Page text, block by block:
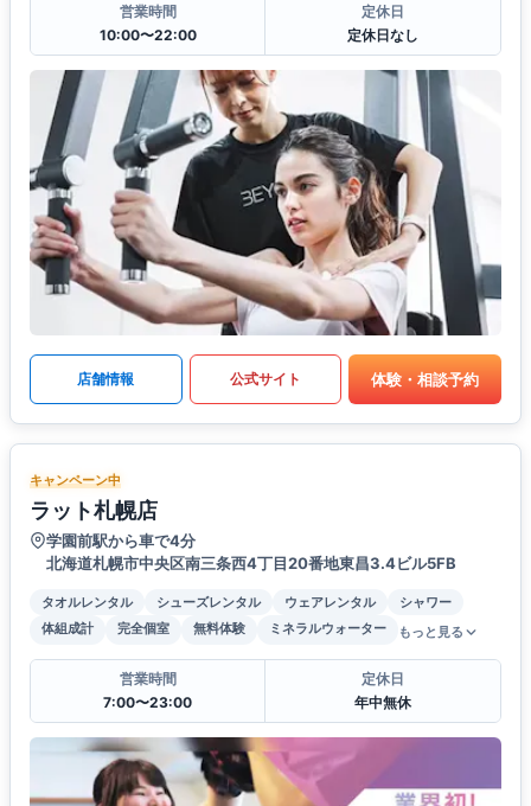
営業時間
10:00〜22:00
定休日
定休日なし
店舗情報 公式サイト 体験・相談予約
キャンペーン中
ラット札幌店
学園前駅から車で4分
北海道札幌市中央区南三条西4丁目20番地東昌3.4ビル5FB
タオルレンタル シューズレンタル ウェアレンタル
シャワー
体組成計
完全個室 無料体験 ミネラルウォーター もっと見る
営業時間
7:00〜23:00
定休日
年中無休